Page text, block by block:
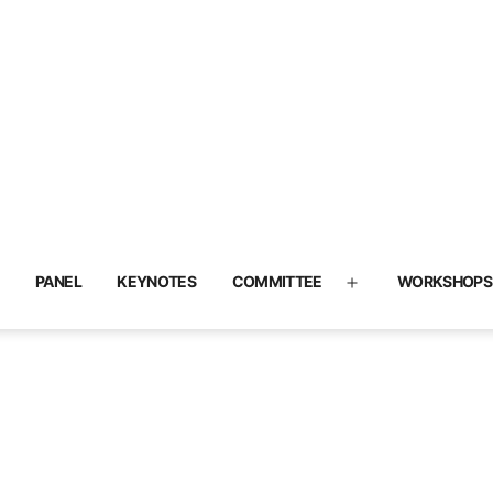
PANEL KEYNOTES COMMITTEE
Open
WORKSHOPS